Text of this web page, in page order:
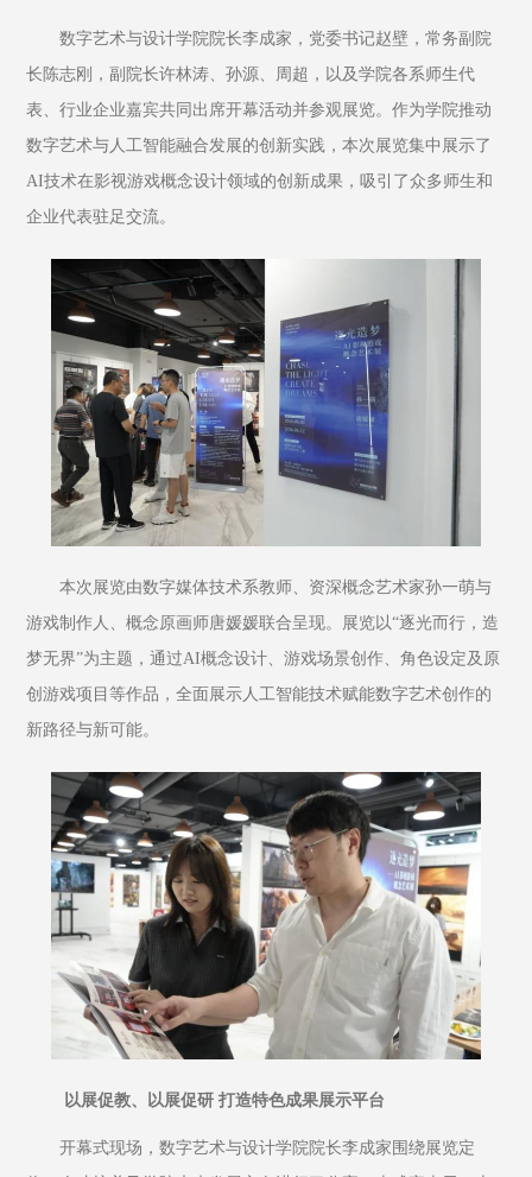
数字艺术与设计学院院长李成家，党委书记赵壁，常务副院
长陈志刚，副院长许林涛、孙源、周超，以及学院各系师生代
表、行业企业嘉宾共同出席开幕活动并参观展览。作为学院推动
数字艺术与人工智能融合发展的创新实践，本次展览集中展示了
AI技术在影视游戏概念设计领域的创新成果，吸引了众多师生和
企业代表驻足交流。
本次展览由数字媒体技术系教师、资深概念艺术家孙一萌与
游戏制作人、概念原画师唐媛媛联合呈现。展览以“逐光而行，造
梦无界”为主题，通过AI概念设计、游戏场景创作、角色设定及原
创游戏项目等作品，全面展示人工智能技术赋能数字艺术创作的
新路径与新可能。
以展促教、以展促研 打造特色成果展示平台
开幕式现场，数字艺术与设计学院院长李成家围绕展览定